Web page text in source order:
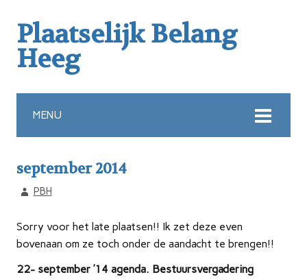
Plaatselijk Belang
Heeg
MENU
september 2014
PBH
Sorry voor het late plaatsen!! Ik zet deze even
bovenaan om ze toch onder de aandacht te brengen!!
22- september ’14 agenda. Bestuursvergadering